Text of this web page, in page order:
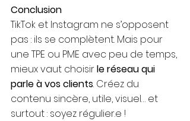
Conclusion
TikTok et Instagram ne s’opposent
pas : ils se complètent. Mais pour
une TPE ou PME avec peu de temps,
mieux vaut choisir le réseau qui
parle à vos clients. Créez du
contenu sincère, utile, visuel… et
surtout : soyez régulier.e !